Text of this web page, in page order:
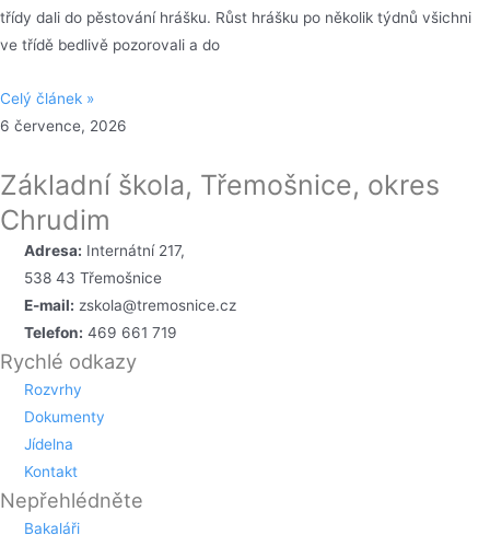
třídy dali do pěstování hrášku. Růst hrášku po několik týdnů všichni
ve třídě bedlivě pozorovali a do
Celý článek »
6 července, 2026
Základní škola, Třemošnice, okres
Chrudim
Adresa: Internátní 217,
538 43 Třemošnice
E-mail: zskola@tremosnice.cz
Telefon: 469 661 719
Rychlé odkazy
Rozvrhy
Dokumenty
Jídelna
Kontakt
Nepřehlédněte
Bakaláři